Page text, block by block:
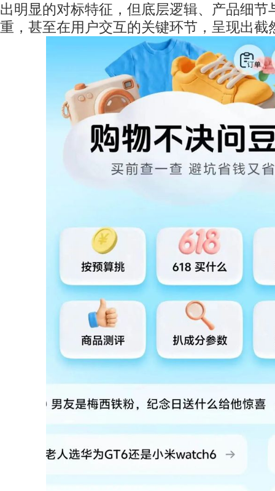
出明显的对标特征，但底层逻辑、产品细节
重，甚至在用户交互的关键环节，呈现出截